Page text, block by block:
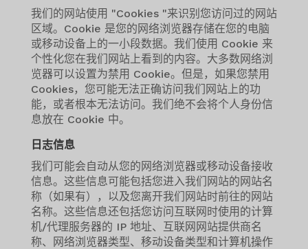
我们的网站使用 "Cookies "来识别您访问过的网站
区域。Cookie 是您的网络浏览器存储在您的电脑
或移动设备上的一小段数据。我们使用 Cookie 来
个性化您在我们网站上看到的内容。大多数网络浏
览器可以设置为禁用 Cookie。但是，如果您禁用
Cookies，您可能无法正确访问我们网站上的功
能，或者根本无法访问。我们绝不会将个人身份信
息放在 Cookie 中。
日志信息
我们可能会自动从您的网络浏览器或移动设备接收
信息。这些信息可能包括您进入我们网站的网站名
称（如果有），以及您离开我们网站时前往的网站
名称。这些信息还包括您访问互联网时使用的计算
机/代理服务器的 IP 地址、互联网网站提供商名
称、网络浏览器类型、移动设备类型和计算机操作